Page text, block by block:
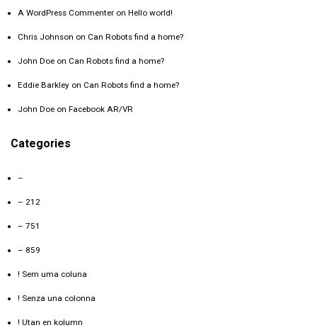
A WordPress Commenter on Hello world!
Chris Johnson on Can Robots find a home?
John Doe on Can Robots find a home?
Eddie Barkley on Can Robots find a home?
John Doe on Facebook AR/VR
Categories
–
– 212
– 751
– 859
! Sem uma coluna
! Senza una colonna
! Utan en kolumn